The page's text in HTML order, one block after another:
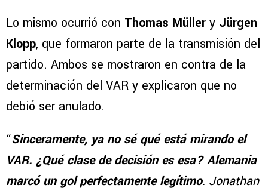
Lo mismo ocurrió con Thomas Müller y Jürgen
Klopp, que formaron parte de la transmisión del
partido. Ambos se mostraron en contra de la
determinación del VAR y explicaron que no
debió ser anulado.
“Sinceramente, ya no sé qué está mirando el
VAR. ¿Qué clase de decisión es esa? Alemania
marcó un gol perfectamente legítimo. Jonathan